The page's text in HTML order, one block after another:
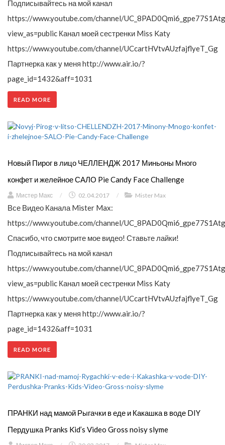
Подписывайтесь на мой канал
https://www.youtube.com/channel/
view_as=public Канал моей сестренки Miss Katy
https://www.youtube.com/channel/UCcartHVtvAUzfajflyeT_Gg
Партнерка как у меня http://www.air.io/?
page_id=1432&aff=1031
READ MORE
Новый Пирог в лицо ЧЕЛЛЕНДЖ 2017 Миньоны Много
конфет и желейное САЛО Pie Candy Face Challenge
Мистер Макс / 02.04.2017 / Mister Max
Все Видео Канала Mister Max:
https://www.youtube.com/channel/
Спасибо, что смотрите мое видео! Ставьте лайки!
Подписывайтесь на мой канал
https://www.youtube.com/channel/
view_as=public Канал моей сестренки Miss Katy
https://www.youtube.com/channel/UCcartHVtvAUzfajflyeT_Gg
Партнерка как у меня http://www.air.io/?
page_id=1432&aff=1031
READ MORE
ПРАНКИ над мамой Рыгачки в еде и Какашка в воде DIY
Пердушка Pranks Kid’s Video Gross noisy slyme